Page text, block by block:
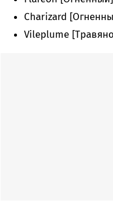
Charizard
Vileplume